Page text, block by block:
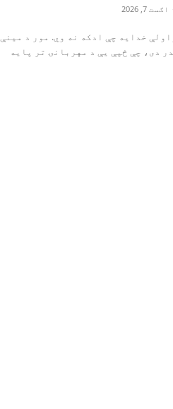
اګست 7, 2026
هغه ورځ مه راولې خدایه چې ادکه نه وي. مور د مینې
دی، چې څپې یې د مهربانۍ تر پایه